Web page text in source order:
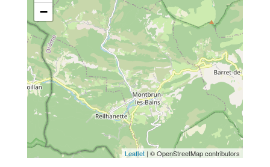
−
Leaflet | © OpenStreetMap contributors